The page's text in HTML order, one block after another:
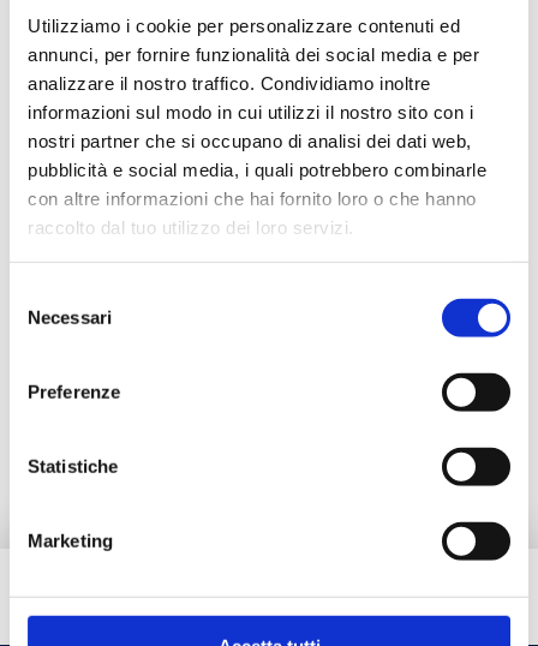
Utilizziamo i cookie per personalizzare contenuti ed
annunci, per fornire funzionalità dei social media e per
analizzare il nostro traffico. Condividiamo inoltre
informazioni sul modo in cui utilizzi il nostro sito con i
nostri partner che si occupano di analisi dei dati web,
pubblicità e social media, i quali potrebbero combinarle
con altre informazioni che hai fornito loro o che hanno
raccolto dal tuo utilizzo dei loro servizi.
delNecessari
Preferenze
Statistiche
Marketing
B5AE15CNP
B5AE15WBP
B5AE15BMP 2 20
Description
Do you need help?